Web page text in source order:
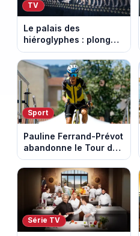
TV
Le palais des
hiéroglyphes : plongez
dans la tombe
égyptienne qui fascine
les archéologues
Sport
Pauline Ferrand-Prévot
abandonne le Tour de
France Femmes avant
la 8e étape
Série TV